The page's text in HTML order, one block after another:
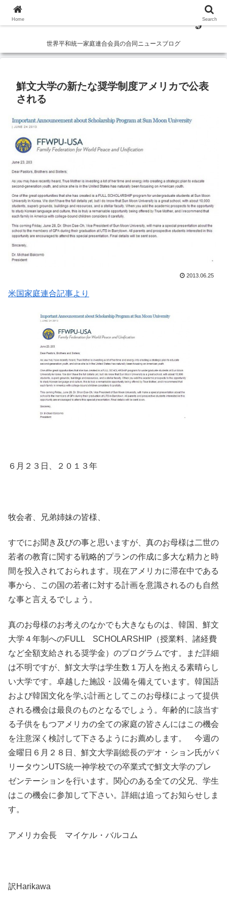
世界平和統一家庭連合会員の合同ニュースブログ
鮮文大学の新たな奨学制度アメリカで公表
される
2013.06.25
米国家庭連合記事より
６月２３日、２０１３年
牧会者、兄弟姉妹の皆様、
すでにお聞き及びの事と思いますが、真のお母様は二世の
若者の教育に関する戦略的プランの作成に多大な精力と時
間を投入されておられます。現在アメリカに滞在中である
事から、この国の若者に対する計画を意識されるのも自然
な事と言えるでしょう。
真のお母様のお考えのなかでも大きなものは、韓国、鮮文
大学４年制へのFULL SCHOLARSHIP（授業料、諸経費
など全額支給される奨学金）のプログラムです。まだ詳細
は不明ですが、鮮文大学は学生数１万人を抱える素晴らし
い大学です。卓越した施設・設備を備えています。韓国語
および韓国文化を学ぶ計画としてこのお母様によって提供
される機会は最良のものとなるでしょう。年齢的に該当す
る子供をもつアメリカの全ての家庭の皆さんにはこの機会
を注意深く検討して下さるようにお薦めします。 今週の
金曜日６月２８日、鮮文大学副総長のデオ・ション氏がバ
リータウンUTS統一神学校での卒業式で鮮文大学のプレ
ゼンテーションを行います。関心のある全ての父兄、学生
はこの機会に参加して下さい。詳細は追ってお知らせしま
す。
アメリカ会長 マイケル・バルコム
訳Harikawa
Home Search